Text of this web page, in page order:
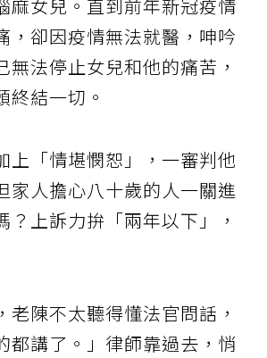
麻女兒。直到前年新冠疫情
，卻因疫情無法就醫，呻吟
無法停止女兒和他的痛苦，
終結一切。
上「情堪憫恕」，一審判他
家人擔心八十歲的人一關進
？上訴力拚「兩年以下」，
老陳不太聽得懂法官問話，
都講了。」律師靠過去，悄